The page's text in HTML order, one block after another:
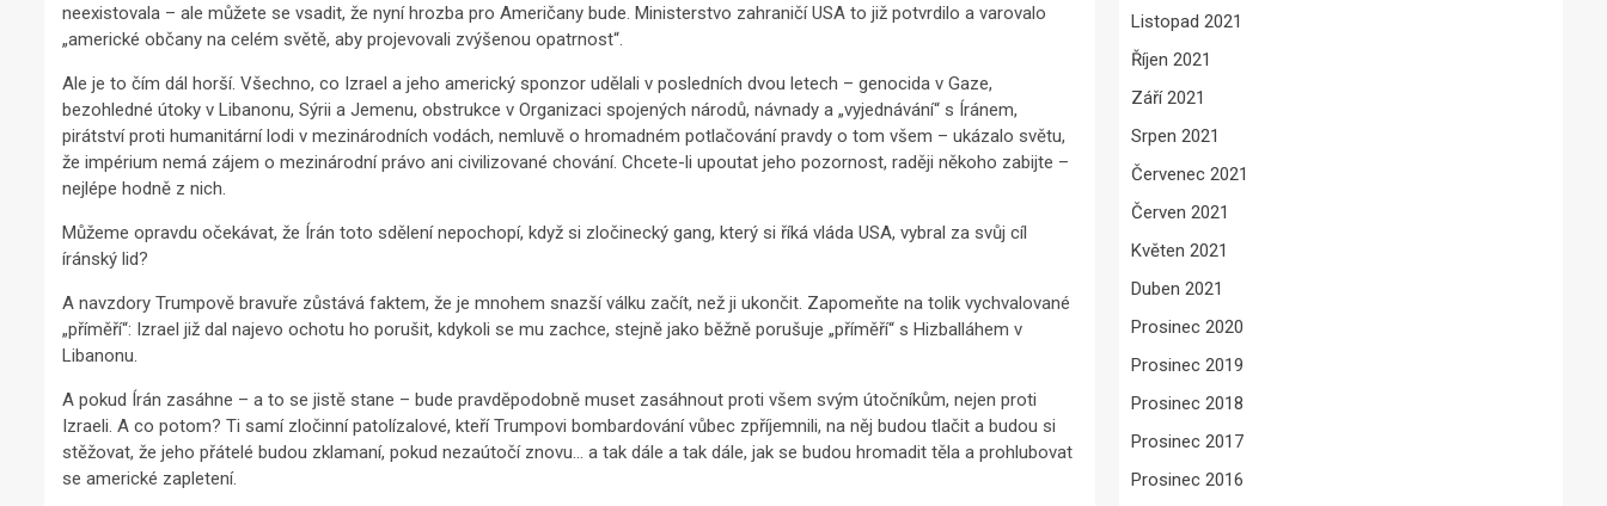
neexistovala – ale můžete se vsadit, že nyní hrozba pro Američany bude. Ministerstvo zahraničí USA to již potvrdilo a varovalo
„americké občany na celém světě, aby projevovali zvýšenou opatrnost“.
Ale je to čím dál horší. Všechno, co Izrael a jeho americký sponzor udělali v posledních dvou letech – genocida v Gaze,
bezohledné útoky v Libanonu, Sýrii a Jemenu, obstrukce v Organizaci spojených národů, návnady a „vyjednávání“ s Íránem,
pirátství proti humanitární lodi v mezinárodních vodách, nemluvě o hromadném potlačování pravdy o tom všem – ukázalo světu,
že impérium nemá zájem o mezinárodní právo ani civilizované chování. Chcete-li upoutat jeho pozornost, raději někoho zabijte –
nejlépe hodně z nich.
Můžeme opravdu očekávat, že Írán toto sdělení nepochopí, když si zločinecký gang, který si říká vláda USA, vybral za svůj cíl
íránský lid?
A navzdory Trumpově bravuře zůstává faktem, že je mnohem snazší válku začít, než ji ukončit. Zapomeňte na tolik vychvalované
„příměří“: Izrael již dal najevo ochotu ho porušit, kdykoli se mu zachce, stejně jako běžně porušuje „příměří“ s Hizballáhem v
Libanonu.
A pokud Írán zasáhne – a to se jistě stane – bude pravděpodobně muset zasáhnout proti všem svým útočníkům, nejen proti
Izraeli. A co potom? Ti samí zločinní patolízalové, kteří Trumpovi bombardování vůbec zpříjemnili, na něj budou tlačit a budou si
stěžovat, že jeho přátelé budou zklamaní, pokud nezaútočí znovu… a tak dále a tak dále, jak se budou hromadit těla a prohlubovat
se americké zapletení.
Listopad 2021
Říjen 2021
Září 2021
Srpen 2021
Červenec 2021
Červen 2021
Květen 2021
Duben 2021
Prosinec 2020
Prosinec 2019
Prosinec 2018
Prosinec 2017
Prosinec 2016